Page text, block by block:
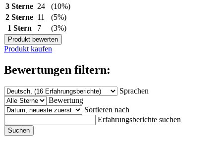
3 Sterne 24
(10%)
2 Sterne 11
(5%)
1 Stern
7 (3%)
Produkt bewerten
Produkt kaufen
Bewertungen filtern:
Sprachen
Bewertung
Sortieren nach
Erfahrungsberichte suchen
Suchen